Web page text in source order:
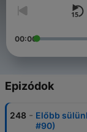
00:00
Epizódok
248 - Előbb
#90)